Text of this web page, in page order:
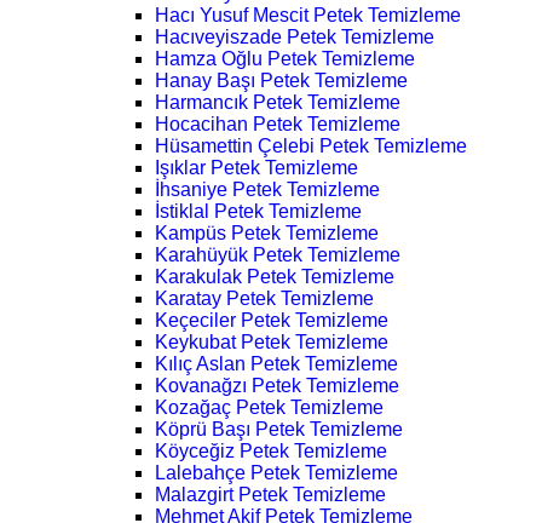
Hacı Yusuf Mescit Petek Temizleme
Hacıveyiszade Petek Temizleme
Hamza Oğlu Petek Temizleme
Hanay Başı Petek Temizleme
Harmancık Petek Temizleme
Hocacihan Petek Temizleme
Hüsamettin Çelebi Petek Temizleme
Işıklar Petek Temizleme
İhsaniye Petek Temizleme
İstiklal Petek Temizleme
Kampüs Petek Temizleme
Karahüyük Petek Temizleme
Karakulak Petek Temizleme
Karatay Petek Temizleme
Keçeciler Petek Temizleme
Keykubat Petek Temizleme
Kılıç Aslan Petek Temizleme
Kovanağzı Petek Temizleme
Kozağaç Petek Temizleme
Köprü Başı Petek Temizleme
Köyceğiz Petek Temizleme
Lalebahçe Petek Temizleme
Malazgirt Petek Temizleme
Mehmet Akif Petek Temizleme